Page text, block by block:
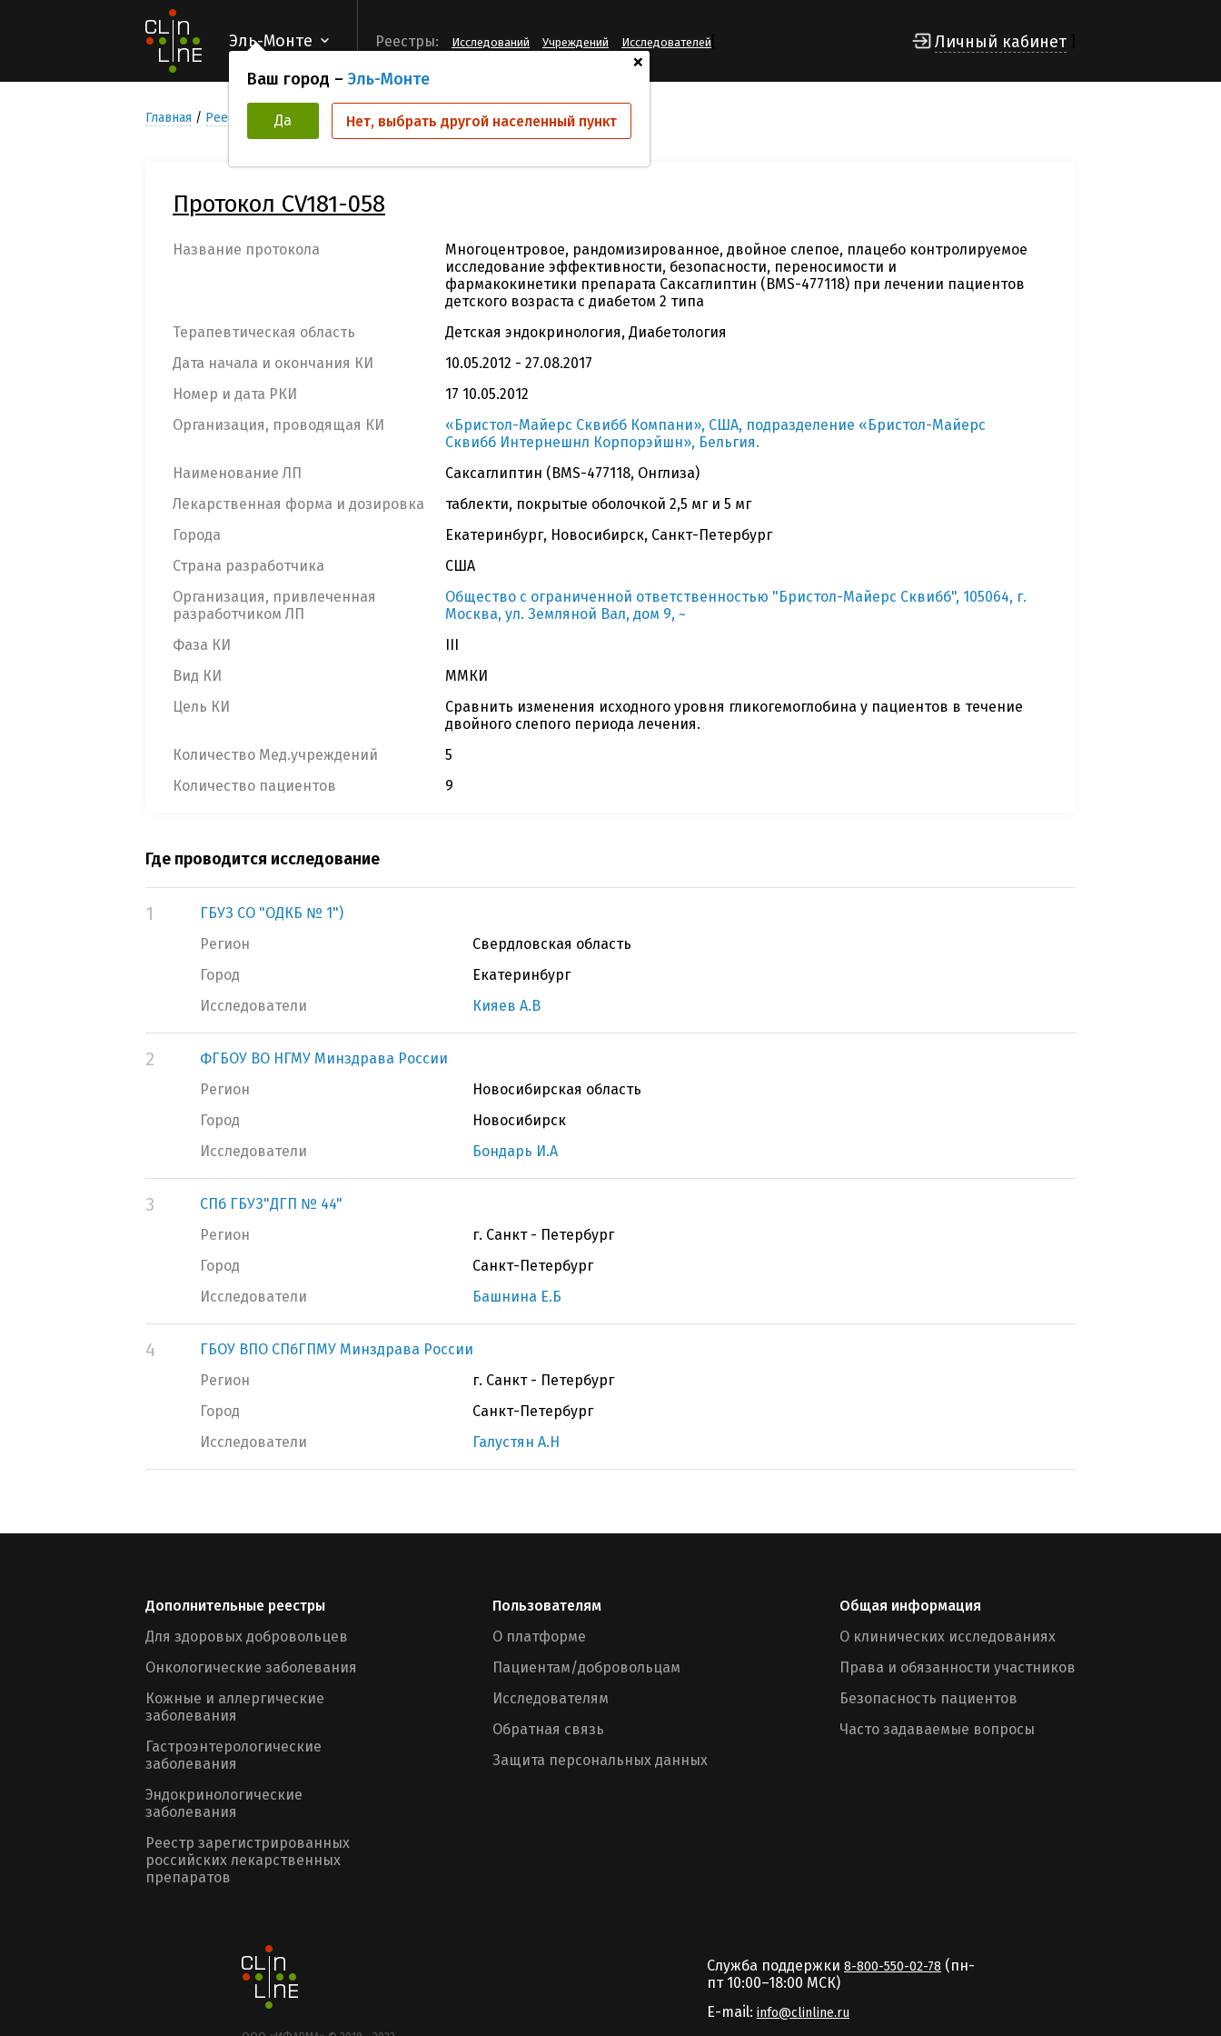
Эль-Монте
+
Ваш город – Эль-Монте
Да Нет, выбрать другой населенный пункт
Реестры: Исследований Учреждений Исследователей Личный кабинет
Главная Реестр Клинических исследований CV181-058
Протокол CV181-058
Название протокола
Многоцентровое, рандомизированное, двойное слепое, плацебо контролируемое
исследование эффективности, безопасности, переносимости и
фармакокинетики препарата Саксаглиптин (BMS-477118) при лечении пациентов
детского возраста с диабетом 2 типа
Терапевтическая область
Детская эндокринология, Диабетология
Дата начала и окончания КИ
10.05.2012 - 27.08.2017
Номер и дата РКИ
17 10.05.2012
Организация, проводящая КИ
«Бристол-Майерс Сквибб Компани», США, подразделение «Бристол-Майерс
Сквибб Интернешнл Корпорэйшн», Бельгия.
Наименование ЛП
Саксаглиптин (BMS-477118, Онглиза)
Лекарственная форма и дозировка
таблекти, покрытые оболочкой 2,5 мг и 5 мг
Города
Екатеринбург, Новосибирск, Санкт-Петербург
Страна разработчика
США
Организация, привлеченная
разработчиком ЛП
Общество с ограниченной ответственностью "Бристол-Майерс Сквибб", 105064, г.
Москва, ул. Земляной Вал, дом 9, ~
Фаза КИ
III
Вид КИ
ММКИ
Цель КИ
Сравнить изменения исходного уровня гликогемоглобина у пациентов в течение
двойного слепого периода лечения.
Количество Мед.учреждений
5
Количество пациентов
9
Где проводится исследование
1
ГБУЗ СО "ОДКБ № 1")
Регион
Свердловская область
Город
Екатеринбург
Исследователи
Кияев А.В
2
ФГБОУ ВО НГМУ Минздрава России
Регион
Новосибирская область
Город
Новосибирск
Исследователи
Бондарь И.А
3
СПб ГБУЗ"ДГП № 44"
Регион
г. Санкт - Петербург
Город
Санкт-Петербург
Исследователи
Башнина Е.Б
4
ГБОУ ВПО СПбГПМУ Минздрава России
Регион
г. Санкт - Петербург
Город
Санкт-Петербург
Исследователи
Галустян А.Н
Дополнительные реестры
Для здоровых добровольцев
Онкологические заболевания
Кожные и аллергические
заболевания
Гастроэнтерологические
заболевания
Эндокринологические
заболевания
Реестр зарегистрированных
российских лекарственных
препаратов
Пользователям
О платформе
Пациентам/добровольцам
Исследователям
Обратная связь
Защита персональных данных
Общая информация
О клинических исследованиях
Права и обязанности участников
Безопасность пациентов
Часто задаваемые вопросы
Служба поддержки 8-800-550-02-78 (пн-
пт 10:00–18:00 MCК)
E-mail: info@clinline.ru